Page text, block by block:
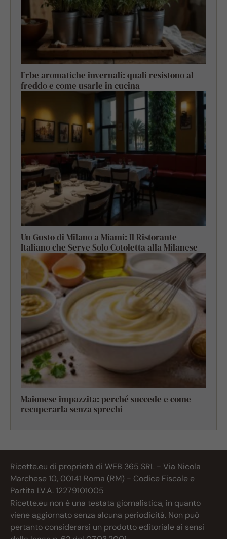
Erbe aromatiche invernali: quali resistono al
freddo e come usarle in cucina
Un Gusto di Milano a Miami: Il Ristorante
Italiano che Serve Solo Cotoletta alla Milanese
Maionese impazzita: perché succede e come
recuperarla senza sprechi
Ricette.eu di proprietà di WEB 365 SRL - Via Nicola
Marchese 10, 00141 Roma (RM) - Codice Fiscale e
Partita I.V.A. 12279101005
Ricette.eu non è una testata giornalistica, in quanto
viene aggiornato senza alcuna periodicità. Non può
pertanto considerarsi un prodotto editoriale ai sensi